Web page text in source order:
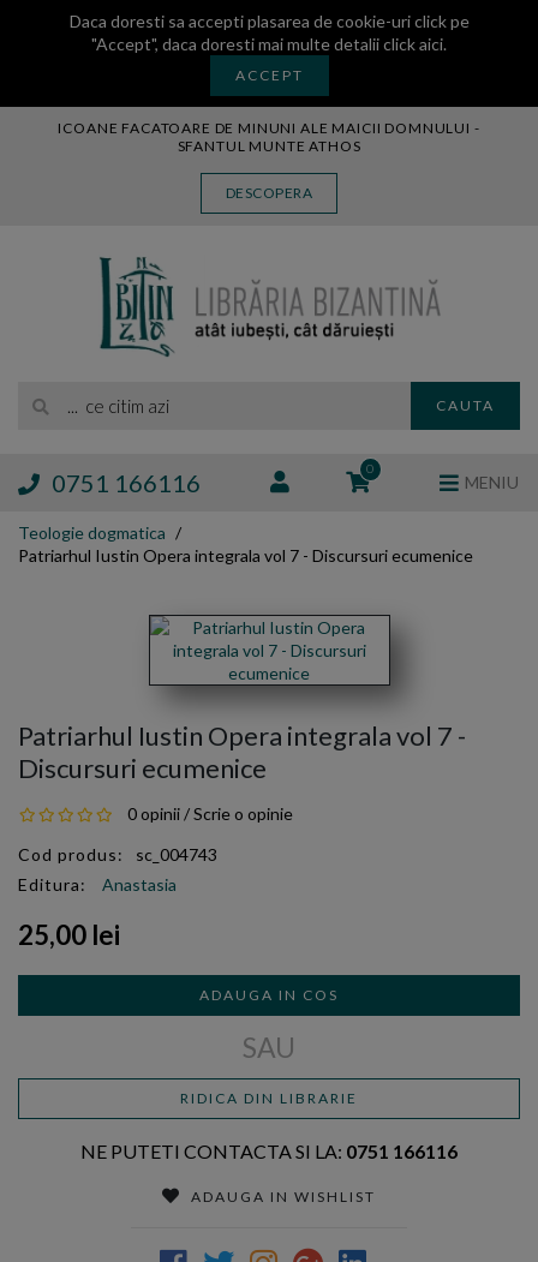
Daca doresti sa accepti plasarea de cookie-uri click pe
"Accept", daca doresti mai multe detaliiclick aici.
ACCEPT
ICOANE FACATOARE DE MINUNI ALE MAICII DOMNULUI -
SFANTUL MUNTE ATHOS
DESCOPERA
CAUTA
0751 166116 0
MENIU
MANASTIREA VATOPEDI
BLOG
TAMAIE
Teologie dogmatica
Patriarhul Iustin Opera integrala vol 7 - Discursuri ecumenice
Patriarhul Iustin Opera integrala vol 7 -
Discursuri ecumenice
0 opinii/Scrie o opinie
Cod produs:
sc_004743
Editura:
Anastasia
25,00 lei
ADAUGA IN COS
SAU
RIDICA DIN LIBRARIE
NE PUTETI CONTACTA SI LA: 0751 166116
ADAUGA IN WISHLIST